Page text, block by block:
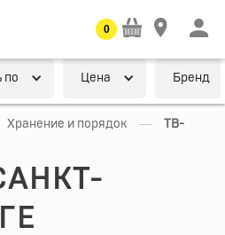
0
по Цена Бренд
Хранение и порядок —
ТВ-